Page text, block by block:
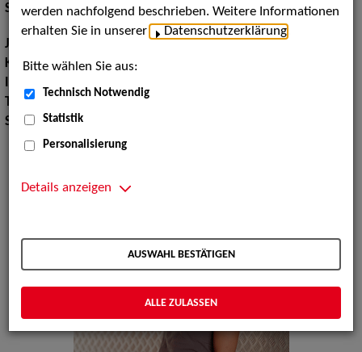
Schauspiel:Bühne
Jahrgang:
Körpergröße:165 cm
Instrument:
Tanz:Gesellschaftstanz, Tanz allgemein, Tanz modern
Sprachen:Englisch
werden nachfolgend beschrieben. Weitere Informationen
erhalten Sie in unserer
Datenschutzerklärung
Bitte wählen Sie aus:
Technisch Notwendig
Statistik
Personalisierung
Details anzeigen
AUSWAHL BESTÄTIGEN
ALLE ZULASSEN